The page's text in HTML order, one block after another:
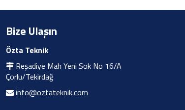
Bize Ulaşın
Özta Teknik
Reşadiye Mah Yeni Sok No 16/A
Çorlu/Tekirdağ
info@oztateknik.com